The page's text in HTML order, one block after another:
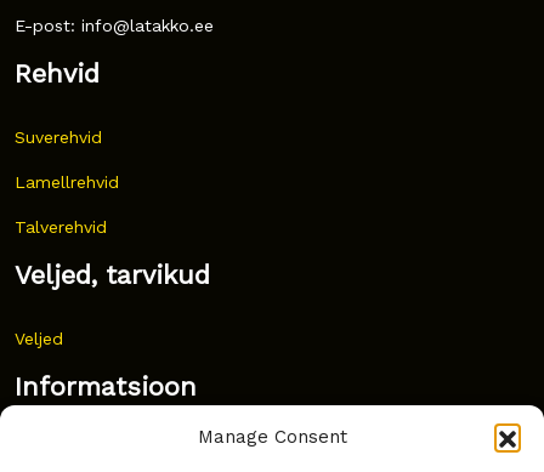
Manage Consent
E-post: info@latakko.ee
Rehvid
Suverehvid
Lamellrehvid
Talverehvid
Veljed, tarvikud
Veljed
Informatsioon